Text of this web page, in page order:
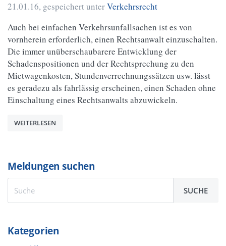
21.01.16, gespeichert unterVerkehrsrecht
Auch bei einfachen Verkehrsunfallsachen ist es von
vornherein erforderlich, einen Rechtsanwalt einzuschalten.
Die immer unüberschaubarere Entwicklung der
Schadenspositionen und der Rechtsprechung zu den
Mietwagenkosten, Stundenverrechnungssätzen usw. lässt
es geradezu als fahrlässig erscheinen, einen Schaden ohne
Einschaltung eines Rechtsanwalts abzuwickeln.
WEITERLESEN
Meldungen suchen
SUCHE
Kategorien